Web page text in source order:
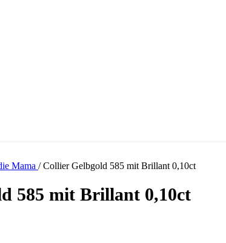
Mama / Collier Gelbgold 585 mit Brillant 0,10ct
585 mit Brillant 0,10ct